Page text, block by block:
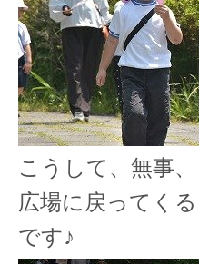
こうして、無事
広場に戻ってく
です♪